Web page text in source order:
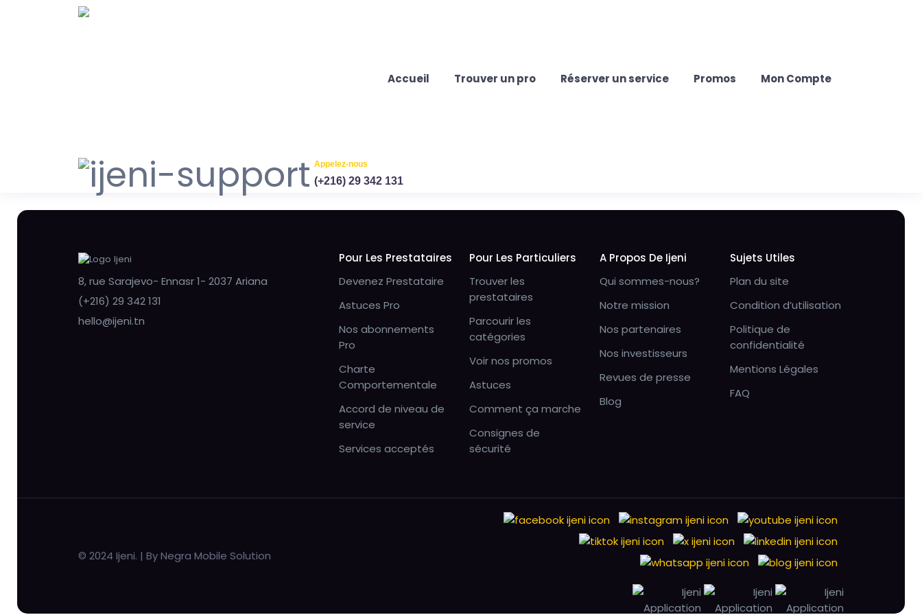
Accueil Trouver un pro Réserver un service Promos Mon Compte
Appelez-nous
(+216) 29 342 131
8, rue Sarajevo- Ennasr 1- 2037 Ariana
(+216) 29 342 131
hello@ijeni.tn
Pour Les Prestataires
Devenez Prestataire
Astuces Pro
Nos abonnements
Pro
Charte
Comportementale
Accord de niveau de
service
Services acceptés
Pour Les Particuliers
Trouver les
prestataires
Parcourir les
catégories
Voir nos promos
Astuces
Comment ça marche
Consignes de
sécurité
A Propos De Ijeni
Qui sommes-nous?
Notre mission
Nos partenaires
Nos investisseurs
Revues de presse
Blog
Sujets Utiles
Plan du site
Condition d’utilisation
Politique de
confidentialité
Mentions Légales
FAQ
© 2024 Ijeni. | By Negra Mobile Solution